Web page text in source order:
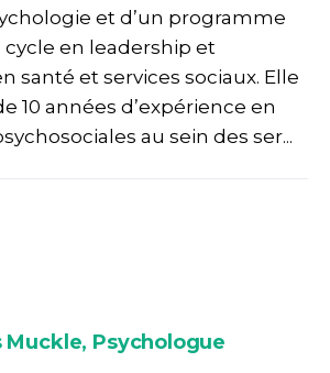
et d’un programme
en leadership et
santé et services sociaux. Elle
10 années d’expérience en
au sein des ser...
Muckle, Psychologue